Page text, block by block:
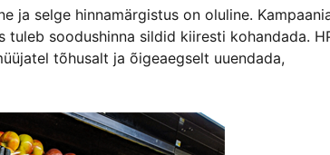
ja selge hinnamärgistus on oluline.
soodushinna sildid kiiresti kohandada.
tõhusalt ja õigeaegselt uuendada,